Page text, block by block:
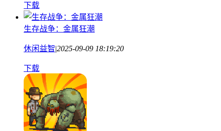
下载
生存战争：金属狂潮
休闲益智|2025-09-09 18:19:20
下载